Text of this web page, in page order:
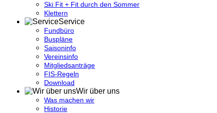
Ski Fit + Fit durch den Sommer
Klettern
Service
Fundbüro
Buspläne
Saisoninfo
Vereinsinfo
Mitgliedsanträge
FIS-Regeln
Download
Wir über uns
Was machen wir
Historie